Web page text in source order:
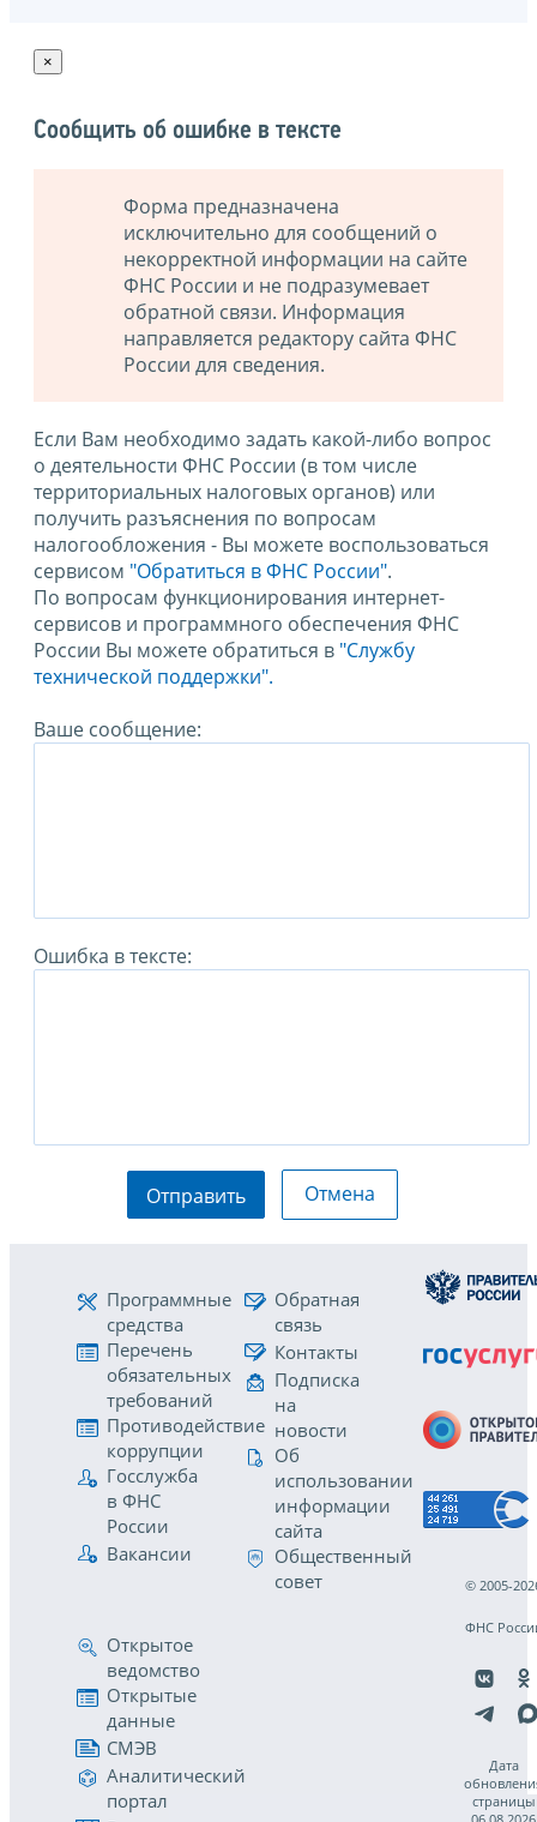
×
Сообщить об ошибке в тексте
Форма предназначена
исключительно для сообщений о
некорректной информации на сайте
ФНС России и не подразумевает
обратной связи. Информация
направляется редактору сайта ФНС
России для сведения.
Если Вам необходимо задать какой-либо вопрос
о деятельности ФНС России (в том числе
территориальных налоговых органов) или
получить разъяснения по вопросам
налогообложения - Вы можете воспользоваться
сервисом "Обратиться в ФНС России".
По вопросам функционирования интернет-
сервисов и программного обеспечения ФНС
России Вы можете обратиться в "Службу
технической поддержки".
Ваше сообщение:
Ошибка в тексте:
Отправить Отмена
Программные
средства
Перечень
обязательных
требований
Противодействие
коррупции
Госслужба
в ФНС
России
Вакансии
Обратная
связь
Контакты
Подписка
на
новости
Об
использовании
информации
сайта
Общественный
совет
Открытое
ведомство
Открытые
данные
СМЭВ
Аналитический
портал
© 2005-
ФНС
Дата
страницы